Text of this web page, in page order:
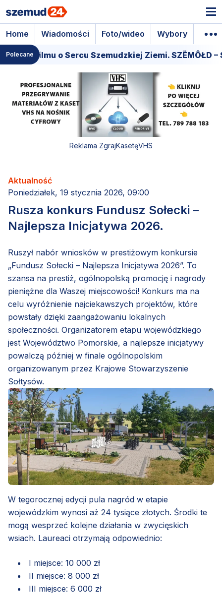
Home Wiadomości Foto/wideo Wybory
Polecane
filmu o Sercu Szemudzkiej Ziemi. SZËMÔŁD –
Reklama ZgrajKasetęVHS
Aktualność
Poniedziałek, 19 stycznia 2026, 09:00
Rusza konkurs Fundusz Sołecki –
Najlepsza Inicjatywa 2026.
Ruszył nabór wniosków w prestiżowym konkursie
„Fundusz Sołecki – Najlepsza Inicjatywa 2026”. To
szansa na prestiż, ogólnopolską promocję i nagrody
pieniężne dla Waszej miejscowości! Konkurs ma na
celu wyróżnienie najciekawszych projektów, które
powstały dzięki zaangażowaniu lokalnych
społeczności. Organizatorem etapu wojewódzkiego
jest Województwo Pomorskie, a najlepsze inicjatywy
powalczą później w finale ogólnopolskim
organizowanym przez Krajowe Stowarzyszenie
Sołtysów.
W tegorocznej edycji pula nagród w etapie
wojewódzkim wynosi aż 24 tysiące złotych. Środki te
mogą wesprzeć kolejne działania w zwycięskich
wsiach. Laureaci otrzymają odpowiednio:
I miejsce: 10 000 zł
II miejsce: 8 000 zł
III miejsce: 6 000 zł